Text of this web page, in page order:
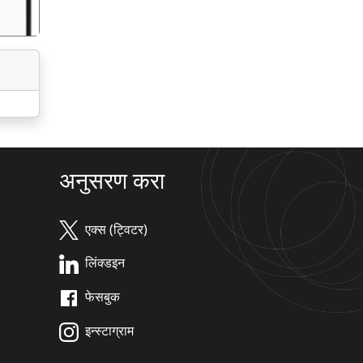
अनुसरण करा
एक्स (ट्विटर)
लिंक्डइन
फेसबुक
इन्स्टाग्राम